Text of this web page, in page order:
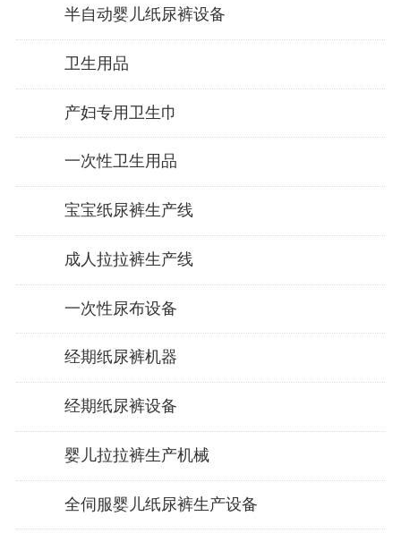
半自动婴儿纸尿裤设备
卫生用品
产妇专用卫生巾
一次性卫生用品
宝宝纸尿裤生产线
成人拉拉裤生产线
一次性尿布设备
经期纸尿裤机器
经期纸尿裤设备
婴儿拉拉裤生产机械
全伺服婴儿纸尿裤生产设备